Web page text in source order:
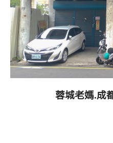
蓉城老媽.成